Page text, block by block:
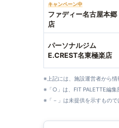
キャンペーン中
ファディー名古屋本郷
店
パーソナルジム
E.CREST名東極楽店
※上記には、施設運営者から情
※「○」は、FIT PALETTE編集
※「－」は未提供を示すもので